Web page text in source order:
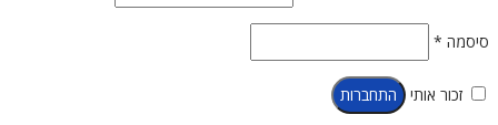
סיסמה *חובה
זכור אותי התחברות